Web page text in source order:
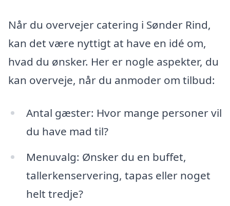
Når du overvejer catering i Sønder Rind,
kan det være nyttigt at have en idé om,
hvad du ønsker. Her er nogle aspekter, du
kan overveje, når du anmoder om tilbud:
Antal gæster: Hvor mange personer vil
du have mad til?
Menuvalg: Ønsker du en buffet,
tallerkenservering, tapas eller noget
helt tredje?